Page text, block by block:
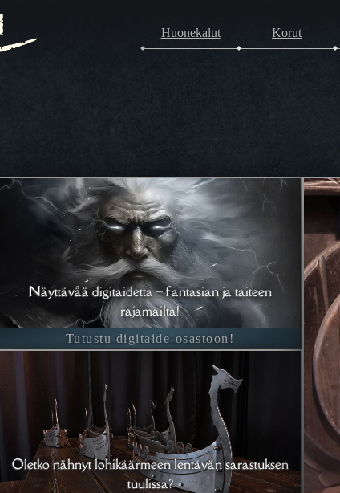
Huonekalut Korut
Näyttävää digitaidetta – fantasian ja taiteen
rajamailta!
Tutustu digitaide-osastoon!
Oletko nähnyt lohikäärmeen lentävän sarastuksen
tuulissa?